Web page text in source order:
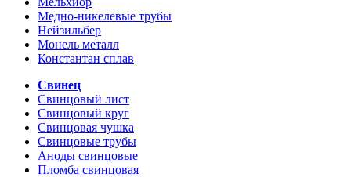
Медно-никелевые трубы
Нейзильбер
Монель металл
Константан сплав
Свинец
Свинцовый лист
Свинцовый круг
Свинцовая чушка
Свинцовые трубы
Аноды свинцовые
Пломба свинцовая